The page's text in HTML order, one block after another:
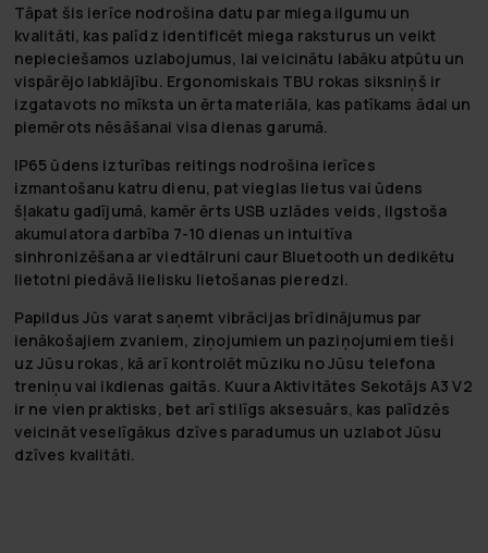
Tāpat šis ierīce nodrošina datu par miega ilgumu un
kvalitāti, kas palīdz identificēt miega raksturus un veikt
nepieciešamos uzlabojumus, lai veicinātu labāku atpūtu un
vispārējo labklājību. Ergonomiskais TBU rokas siksniņš ir
izgatavots no mīksta un ērta materiāla, kas patīkams ādai un
piemērots nēsāšanai visa dienas garumā.
IP65 ūdens izturības reitings nodrošina ierīces
izmantošanu katru dienu, pat vieglas lietus vai ūdens
šļakatu gadījumā, kamēr ērts USB uzlādes veids, ilgstoša
akumulatora darbība 7-10 dienas un intuitīva
sinhronizēšana ar viedtālruni caur Bluetooth un dedikētu
lietotni piedāvā lielisku lietošanas pieredzi.
Papildus Jūs varat saņemt vibrācijas brīdinājumus par
ienākošajiem zvaniem, ziņojumiem un paziņojumiem tieši
uz Jūsu rokas, kā arī kontrolēt mūziku no Jūsu telefona
treniņu vai ikdienas gaitās. Kuura Aktivitātes Sekotājs A3 V2
ir ne vien praktisks, bet arī stilīgs aksesuārs, kas palīdzēs
veicināt veselīgākus dzīves paradumus un uzlabot Jūsu
dzīves kvalitāti.